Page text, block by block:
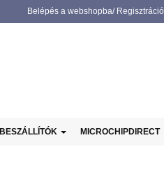
Belépés a webshopba/ Regisztráció
BESZÁLLÍTÓK MICROCHIPDIRECT